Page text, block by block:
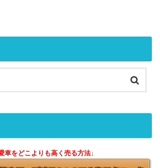
車をどこよりも高く売る方法↓